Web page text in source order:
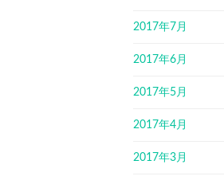
2017年7月
2017年6月
2017年5月
2017年4月
2017年3月